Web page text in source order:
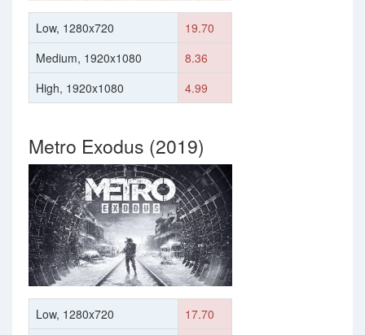
Low, 1280x720
19.70
Medium, 1920x1080
8.36
High, 1920x1080
4.99
Metro Exodus (2019)
Low, 1280x720
17.70